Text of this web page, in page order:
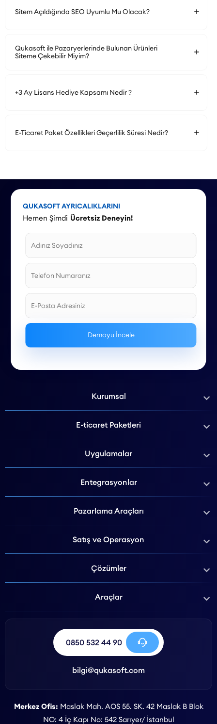
Sitem Açıldığında SEO Uyumlu Mu Olacak?
Qukasoft ile Pazaryerlerinde Bulunan Ürünleri
Siteme Çekebilir Miyim?
+3 Ay Lisans Hediye Kapsamı Nedir ?
E-Ticaret Paket Özellikleri Geçerlilik Süresi Nedir?
QUKASOFT AYRICALIKLARINI
Hemen Şimdi Ücretsiz Deneyin!
Kurumsal
E-ticaret Paketleri
Uygulamalar
Entegrasyonlar
Pazarlama Araçları
Satış ve Operasyon
Çözümler
Araçlar
0850 532 44 90
bilgi@qukasoft.com
Merkez Ofis: Maslak Mah. AOS 55. SK. 42 Maslak B Blok
NO: 4 İç Kapı No: 542 Sarıyer/ İstanbul